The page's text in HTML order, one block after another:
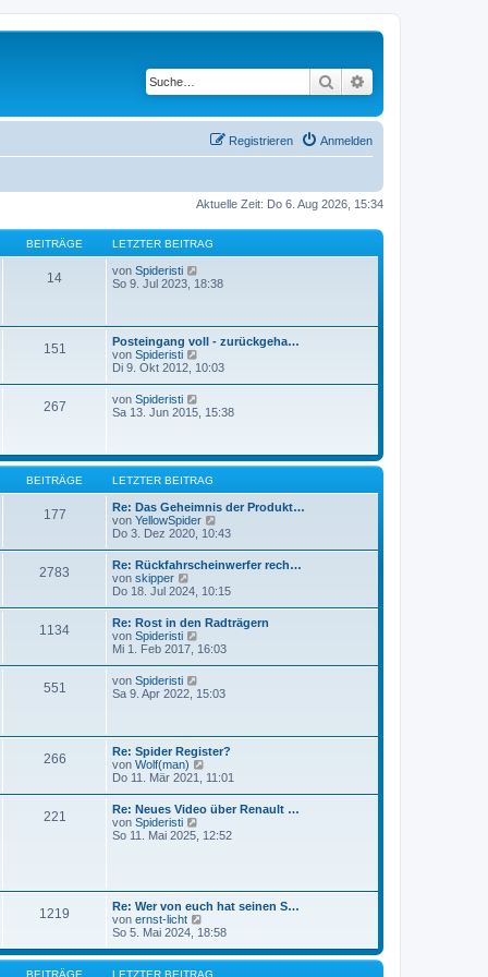
Suche
Anmelden
Registrieren
Aktuelle Zeit: Do 6. Aug 2026, 15:34
BEITRÄGE LETZTER BEITRAG
14 von Spideristi
e
e
r
B
e
t
g
So 9. Jul 2023, 18:38
151
Posteingang voll - zurückgeha…
von Spideristi
e
t
B
e
i
t
r
a
g
Di 9. Okt 2012, 10:03
267 von Spideristi
t
e
B
e
i
r
a
Sa 13. Jun 2015, 15:38
BEITRÄGE LETZTER BEITRAG
177
Re: Das Geheimnis der Produkt…
von YellowSpider
e
e
s
t
e
r
B
i
t
a
g
Do 3. Dez 2020, 10:43
2783
Re: Rückfahrscheinwerfer rech…
von skipper
e
s
t
e
r
B
e
r
a
g
Do 18. Jul 2024, 10:15
1134
Re: Rost in den Radträgern
von Spideristi
e
s
t
B
e
i
t
r
a
g
Mi 1. Feb 2017, 16:03
551 von Spideristi
e
t
e
r
B
e
i
Sa 9. Apr 2022, 15:03
266
Re: Spider Register?
von Wolf(man)
e
e
s
t
e
i
t
a
g
Do 11. Mär 2021, 11:01
221
Re: Neues Video über Renault …
von Spideristi
e
r
B
e
i
t
So 11. Mai 2025, 12:52
1219
Re: Wer von euch hat seinen S…
von ernst-licht
e
e
s
So 5. Mai 2024, 18:58
BEITRÄGE LETZTER BEITRAG